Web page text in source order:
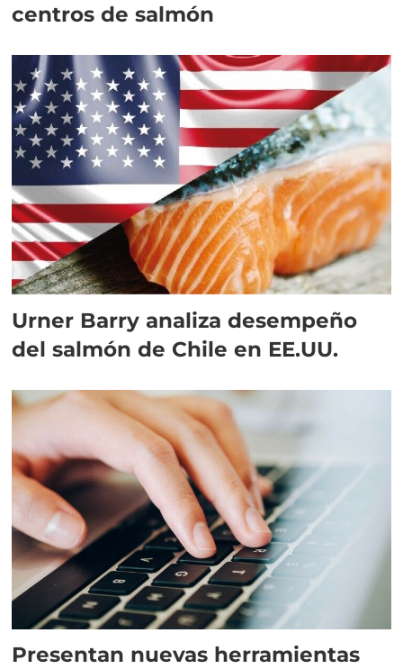
centros de salmón
Urner Barry analiza desempeño
del salmón de Chile en EE.UU.
Presentan nuevas herramientas